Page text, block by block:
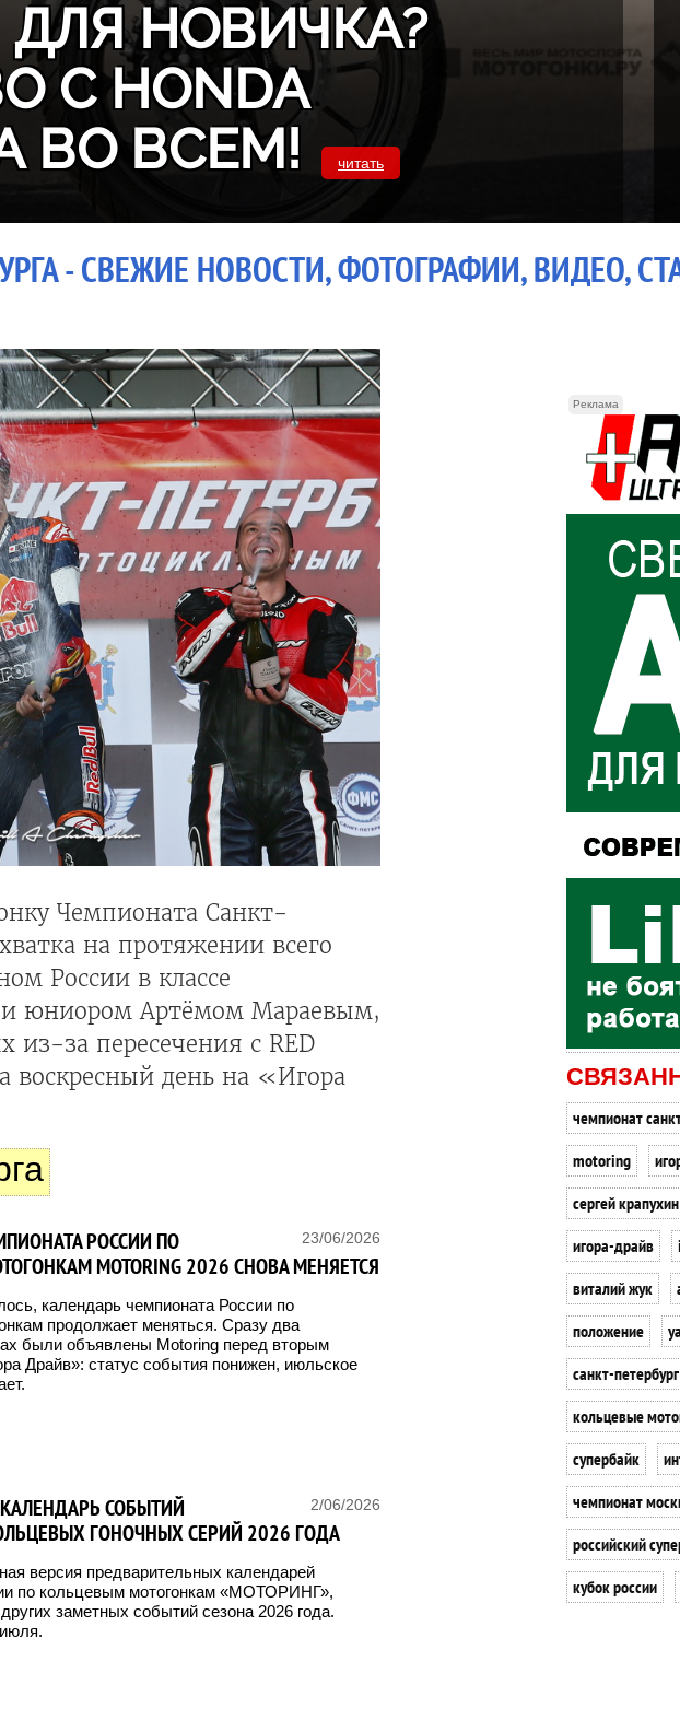
НОВИЧКА?
С HONDA
ВО ВСЕМ!
читать
- СВЕЖИЕ НОВОСТИ, ФОТОГРАФИИ, ВИДЕО,
Чемпионата Санкт-
на протяжении всего
России в классе
и юниором Артёмом Мараевым,
из-за пересечения с RED
воскресный день на «Игора
23/06/2026
РОССИИ ПО
MOTORING 2026 СНОВА МЕНЯЕТСЯ
календарь чемпионата России по
продолжает меняться. Сразу два
были объявлены Motoring перед вторым
Драйв»: статус события понижен, июльское
2/06/2026
СОБЫТИЙ
ГОНОЧНЫХ СЕРИЙ 2026 ГОДА
версия предварительных календарей
по кольцевым мотогонкам «МОТОРИНГ»,
заметных событий сезона 2026 года.
Реклама
чемпионат
motoring
сергей крапухин
игора-драйв
виталий жук
положение
санкт-петербург
кольцевые
супербайк
чемпионат
российский
кубок россии